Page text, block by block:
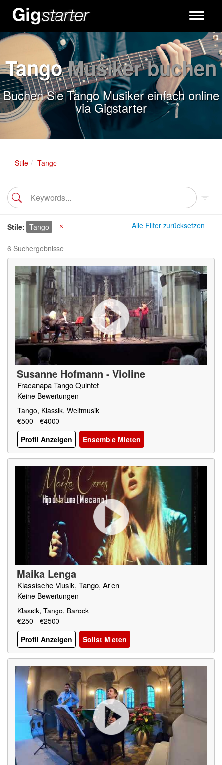
Toggle
TangoMusiker buchen
Buchen Sie Tango Musiker einfach online
via Gigstarter
Stile Tango
Alle Filter zurücksetzen
Stile Tango
6 Suchergebnisse
Susanne Hofmann - Violine
Fracanapa Tango Quintet
Keine Bewertungen
Tango, Klassik, Weltmusik
€500 - €4000
Profil Anzeigen
Ensemble Mieten
Maika Lenga
Klassische Musik, Tango, Arien
Keine Bewertungen
Klassik, Tango, Barock
€250 - €2500
Profil Anzeigen
Solist Mieten